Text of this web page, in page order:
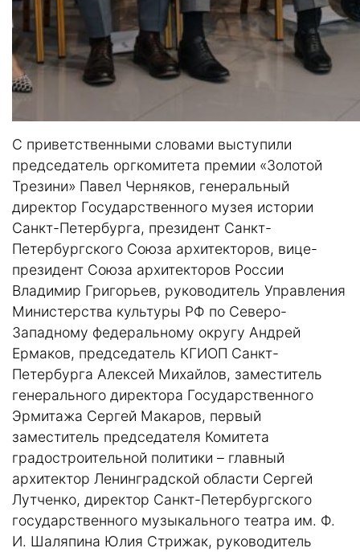
С приветственными словами выступили
председатель оргкомитета премии «Золотой
Трезини» Павел Черняков, генеральный
директор Государственного музея истории
Санкт-Петербурга, президент Санкт-
Петербургского Союза архитекторов, вице-
президент Союза архитекторов России
Владимир Григорьев, руководитель Управления
Министерства культуры РФ по Северо-
Западному федеральному округу Андрей
Ермаков, председатель КГИОП Санкт-
Петербурга Алексей Михайлов, заместитель
генерального директора Государственного
Эрмитажа Сергей Макаров, первый
заместитель председателя Комитета
градостроительной политики – главный
архитектор Ленинградской области Сергей
Лутченко, директор Санкт-Петербургского
государственного музыкального театра им. Ф.
И. Шаляпина Юлия Стрижак, руководитель